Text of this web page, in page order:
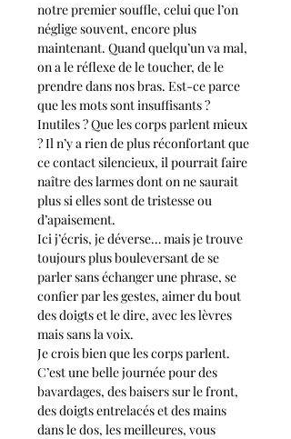
notre premier souffle, celui que l’on
néglige souvent, encore plus
maintenant. Quand quelqu’un va mal,
on a le réflexe de le toucher, de le
prendre dans nos bras. Est-ce parce
que les mots sont insuffisants ?
Inutiles ? Que les corps parlent mieux
? Il n’y a rien de plus réconfortant que
ce contact silencieux, il pourrait faire
naître des larmes dont on ne saurait
plus si elles sont de tristesse ou
d’apaisement.
Ici j’écris, je déverse… mais je trouve
toujours plus bouleversant de se
parler sans échanger une phrase, se
confier par les gestes, aimer du bout
des doigts et le dire, avec les lèvres
mais sans la voix.
Je crois bien que les corps parlent.
C’est une belle journée pour des
bavardages, des baisers sur le front,
des doigts entrelacés et des mains
dans le dos, les meilleures, vous